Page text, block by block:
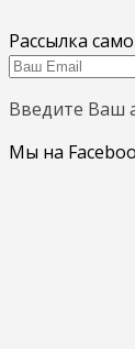
Рассылка
Введите Ваш
Мы на